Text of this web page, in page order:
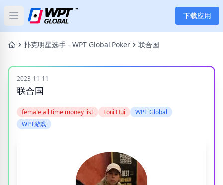
Open main menu 下载应用
首页
新闻
扑克
玩家
扑克明星选手 - WPT Global Poker 联合国
2023-11-11
联合国
female all time money list Loni Hui
WPT Global
WPT游戏